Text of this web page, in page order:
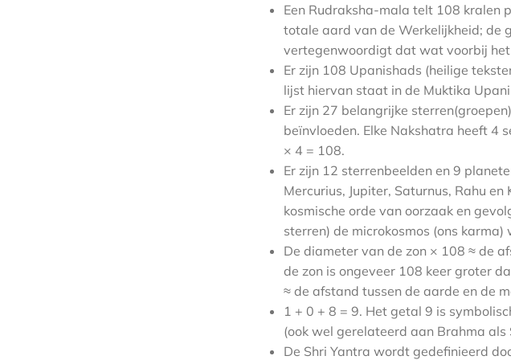
Een Rudraksha-mala telt 108 kralen
totale aard van de Werkelijkheid; de
vertegenwoordigt dat wat voorbij
Er zijn 108 Upanishads (heilige
lijst hiervan staat in de Muktika
Er zijn 27 belangrijke
beïnvloeden. Elke Nakshatra heeft 4
× 4 = 108.
Er zijn 12 sterrenbeelden en 9
Mercurius, Jupiter, Saturnus, Rahu
kosmische orde van oorzaak en
sterren) de microkosmos (ons
De diameter van de zon × 108 ≈ de
de zon is ongeveer 108 keer groter
≈ de afstand tussen de aarde en de
1 + 0 + 8 = 9. Het getal 9 is
(ook wel gerelateerd aan Brahma als
De Shri Yantra wordt gedefinieerd